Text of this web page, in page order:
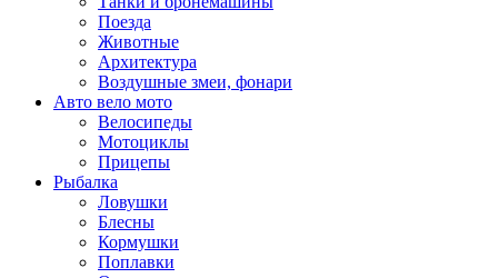
Поезда
Животные
Архитектура
Воздушные змеи, фонари
Авто вело мото
Велосипеды
Мотоциклы
Прицепы
Рыбалка
Ловушки
Блесны
Кормушки
Поплавки